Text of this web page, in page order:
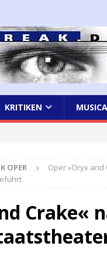
KRITIKEN
OPER
Oper »Oryx
Crake«